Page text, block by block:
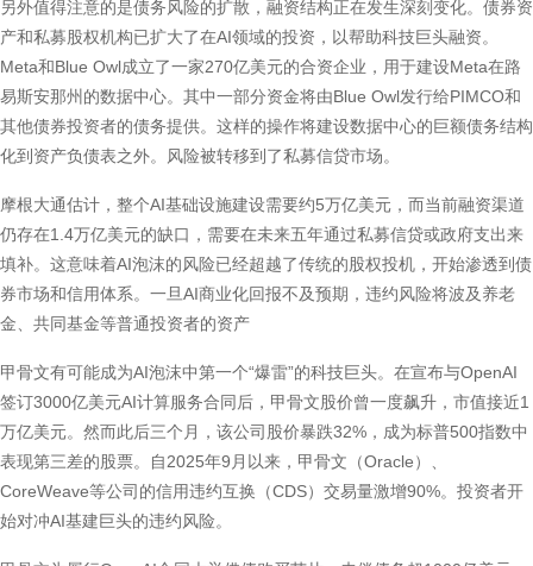
另外值得注意的是债务风险的扩散，融资结构正在发生深刻变化。债券资
产和私募股权机构已扩大了在AI领域的投资，以帮助科技巨头融资。
Meta和Blue Owl成立了一家270亿美元的合资企业，用于建设Meta在路
易斯安那州的数据中心。其中一部分资金将由Blue Owl发行给PIMCO和
其他债券投资者的债务提供。这样的操作将建设数据中心的巨额债务结构
化到资产负债表之外。风险被转移到了私募信贷市场。
摩根大通估计，整个AI基础设施建设需要约5万亿美元，而当前融资渠道
仍存在1.4万亿美元的缺口，需要在未来五年通过私募信贷或政府支出来
填补。这意味着AI泡沫的风险已经超越了传统的股权投机，开始渗透到债
券市场和信用体系。一旦AI商业化回报不及预期，违约风险将波及养老
金、共同基金等普通投资者的资产
甲骨文有可能成为AI泡沫中第一个“爆雷”的科技巨头。在宣布与OpenAI
签订3000亿美元AI计算服务合同后，甲骨文股价曾一度飙升，市值接近1
万亿美元。然而此后三个月，该公司股价暴跌32%，成为标普500指数中
表现第三差的股票。自2025年9月以来，甲骨文（Oracle）、
CoreWeave等公司的信用违约互换（CDS）交易量激增90%。投资者开
始对冲AI基建巨头的违约风险。